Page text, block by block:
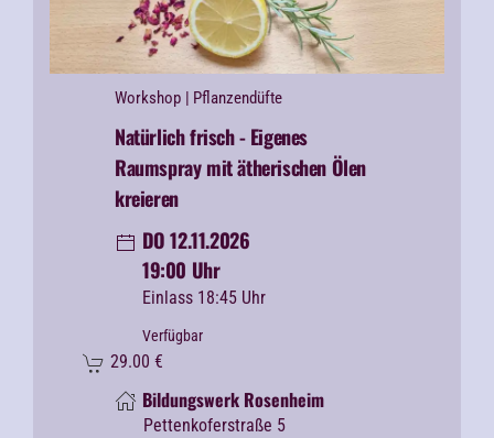
Workshop | Pflanzendüfte
Natürlich frisch -Eigenes
Raumspray mit ätherischen Ölen
kreieren
DO 12.11.2026
19:00 Uhr
Einlass 18:45 Uhr
Verfügbar
29.00 €
Bildungswerk Rosenheim
Pettenkoferstraße 5